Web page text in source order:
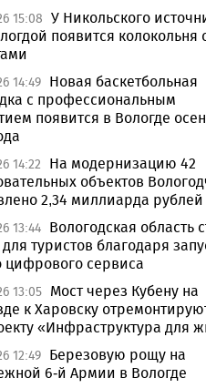
15:08 У Никольского
появится колокольня
14:49 Новая баскетбольная
с профессиональным
появится в Вологде
14:22
На модернизацию 42
объектов
2,34 миллиарда рублей
13:44 Вологодская область
туристов благодаря
цифрового сервиса
13:05 Мост через Кубену на
к Харовску
«Инфраструктура для
12:49 Березовую рощу на
6-й Армии в Вологде